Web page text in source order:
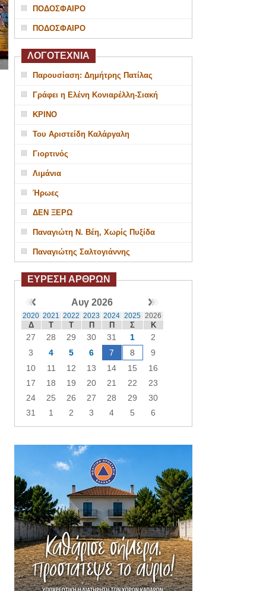
ΠΟΔΟΣΦΑΙΡΟ
ΠΟΔΟΣΦΑΙΡΟ
ΛΟΓΟΤΕΧΝΙΑ
Παρουσίαση: Δημήτρης Πατίλας
Γράφει η Ελένη Κονιαρέλλη-Σιακή
ΚΡΙΝΟ
Του Αριστείδη Καλάργαλη
Γιορτινός
Λιμάνια
Ήρωες
ΔΕΝ ΞΕΡΩ
Παναγιώτη Ν. Βέη, Χωρίς Πυξίδα
Παναγιώτης Σαλτογιάννης
ΕΥΡΕΣΗ ΑΡΘΡΩΝ
Αυγ 2026
2020 2021 2022 2023 2024 2025 2026
Δ Τ Τ Π Π Σ Κ
27 28 29 30 31 1
2
3
4 5 6 7 8
9
10
11 12 13 14 15
16
17
18 19 20 21 22
23
24
25 26 27 28 29
30
31
1 2 3 4 5 6